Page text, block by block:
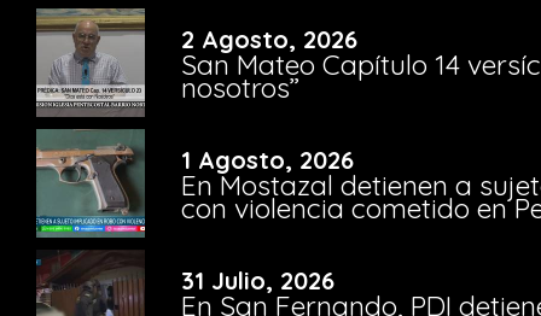
2 Agosto, 2026
San Mateo Capítulo 14
nosotros”
1 Agosto, 2026
En Mostazal detienen a
con violencia cometido en
31 Julio, 2026
En San Fernando, PDI